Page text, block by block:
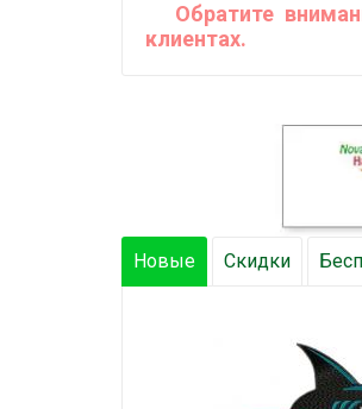
Обратите
клиентах.
Новые Скидки